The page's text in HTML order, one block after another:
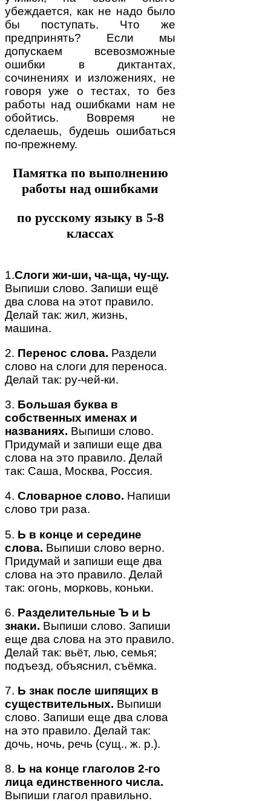
убеждается, как не надо было
бы поступать. Что же
предпринять? Если мы
допускаем всевозможные
ошибки в диктантах,
сочинениях и изложениях, не
говоря уже о тестах, то без
работы над ошибками нам не
обойтись. Вовремя не
сделаешь, будешь ошибаться
по-прежнему.
Памятка по выполнению
работы над ошибками
по русскому языку в 5-8
классах
1.Слоги жи-ши, ча-ща, чу-щу.
Выпиши слово. Запиши ещё
два слова на этот правило.
Делай так: жил, жизнь,
машина.
2. Перенос слова. Раздели
слово на слоги для переноса.
Делай так: ру-чей-ки.
3. Большая буква в
собственных именах и
названиях. Выпиши слово.
Придумай и запиши еще два
слова на это правило. Делай
так: Саша, Москва, Россия.
4. Словарное слово. Напиши
слово три раза.
5. Ь в конце и середине
слова. Выпиши слово верно.
Придумай и запиши еще два
слова на это правило. Делай
так: огонь, морковь, коньки.
6. Разделительные Ъ и Ь
знаки. Выпиши слово. Запиши
еще два слова на это правило.
Делай так: вьёт, лью, семья;
подъезд, объяснил, съёмка.
7. Ь знак после шипящих в
существительных. Выпиши
слово. Запиши еще два слова
на это правило. Делай так:
дочь, ночь, речь (сущ., ж. р.).
8. Ь на конце глаголов 2-го
лица единственного числа.
Выпиши глагол правильно.